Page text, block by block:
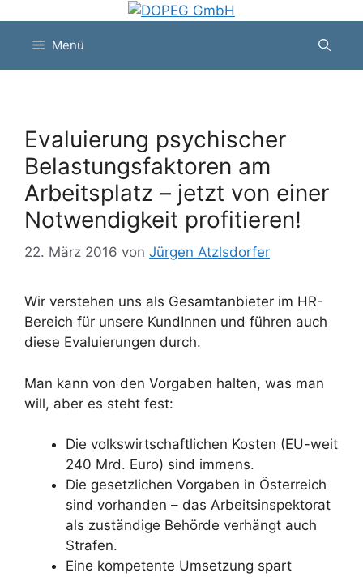
springenMenü
Evaluierung psychischer
Belastungsfaktoren am
Arbeitsplatz – jetzt von einer
Notwendigkeit profitieren!
22. März 2016 von Jürgen Atzlsdorfer
Wir verstehen uns als Gesamtanbieter im HR-
Bereich für unsere KundInnen und führen auch
diese Evaluierungen durch.
Man kann von den Vorgaben halten, was man
will, aber es steht fest:
Die volkswirtschaftlichen Kosten (EU-weit
240 Mrd. Euro) sind immens.
Die gesetzlichen Vorgaben in Österreich
sind vorhanden – das Arbeitsinspektorat
als zuständige Behörde verhängt auch
Strafen.
Eine kompetente Umsetzung spart